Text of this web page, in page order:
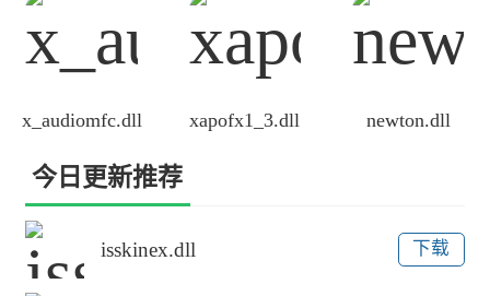
x_audiomfc.dll xapofx1_3.dll newton.dll
今日更新推荐
isskinex.dll 下载